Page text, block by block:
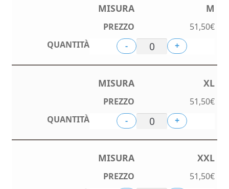
M
51,50€
-
+
XL
51,50€
-
+
XXL
51,50€